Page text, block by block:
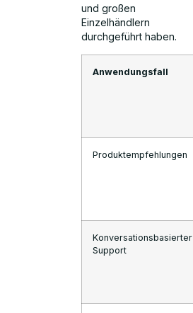
und großen
Einzelhändlern
durchgeführt haben.
Anwendungsfall
Produktempfehlungen
Konversationsbasierter
Support